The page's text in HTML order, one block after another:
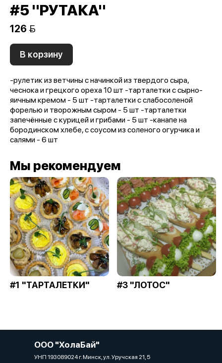
#5 "РУТАКА"
126 
В корзину
-рулетик из ветчины с начинкой из твердого сыра,
чеснока и грецкого ореха 10 шт -тарталетки с сырно-
яичным кремом - 5 шт -тарталетки с слабосоленой
форелью и творожным сыром - 5 шт -тарталетки
запечённые с курицей и грибами - 5 шт -канапе на
бородинском хлебе, с соусом из соленого огурчика и
салями - 6 шт
Мы рекомендуем
#1 "ТАРТАЛЕТКИ" #3 "ЛОТОС"
ООО "ХолаБай"
УНП 193089024 г. Минск, ул. Уручская 21, 5